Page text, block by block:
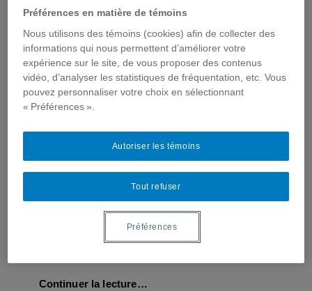
(France) (2015-2018) Chercheur
Continuer la lecture…
Critique, sciences sociales et études en
communication
Projet de recherche sur les rapports entre
critique, sciences sociales et études en
communication. En lien avec les activités du
CRICIS (axe Épistémologies et théories
critiques de la culture et de la communication).
Nos sociétés sont caractérisées par des
Continuer la lecture…
Préférences en matière de témoins
Nous utilisons des témoins (cookies) afin de collecter des
informations qui nous permettent d’améliorer votre
expérience sur le site, de vous proposer des contenus
vidéo, d’analyser les statistiques de fréquentation, etc. Vous
pouvez personnaliser votre choix en sélectionnant
« Préférences ».
Tout refuser
Autoriser les témoins
Préférences